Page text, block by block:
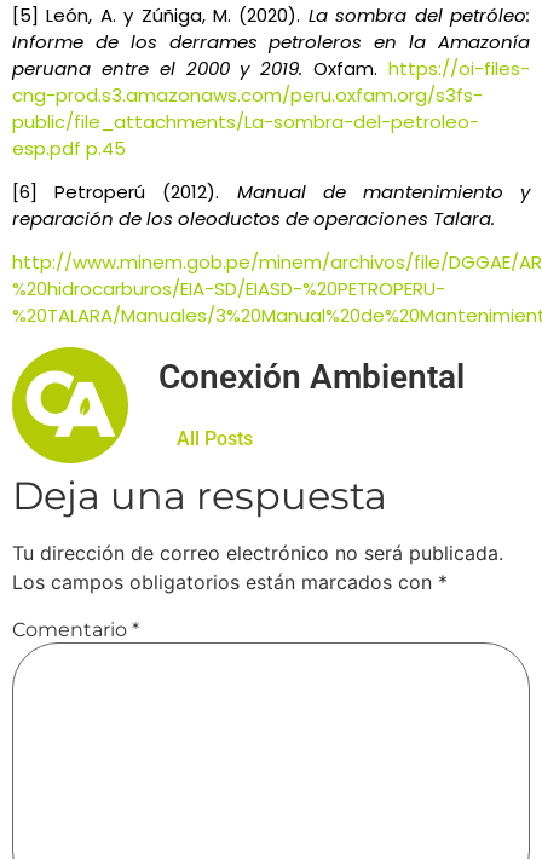
[5] León, A. y Zúñiga, M. (2020). La sombra del petróleo:
Informe de los derrames petroleros en la Amazonía
peruana entre el 2000 y 2019. Oxfam.https://oi-files-
cng-prod.s3.amazonaws.com/peru.oxfam.org/s3fs-
public/file_attachments/La-sombra-del-petroleo-
esp.pdf p.45
[6] Petroperú (2012). Manual de mantenimiento y
reparación de los oleoductos de operaciones Talara.
http://www.minem.gob.pe/minem/archivos/file/DGGAE/
%20hidrocarburos/EIA-SD/EIASD-%20PETROPERU-
%20TALARA/Manuales/
Conexión Ambiental
All Posts
Deja una respuesta
Tu dirección de correo electrónico no será publicada.
Los campos obligatorios están marcados con *
Comentario *